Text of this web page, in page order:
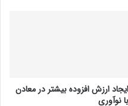
ایجاد ارزش افزوده بیشتر در معادن
با نوآوری